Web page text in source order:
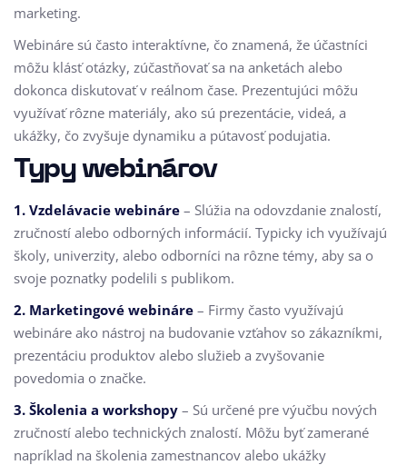
marketing.
Webináre sú často interaktívne, čo znamená, že účastníci
môžu klásť otázky, zúčastňovať sa na anketách alebo
dokonca diskutovať v reálnom čase. Prezentujúci môžu
využívať rôzne materiály, ako sú prezentácie, videá, a
ukážky, čo zvyšuje dynamiku a pútavosť podujatia.
Typy webinárov
1. Vzdelávacie webináre – Slúžia na odovzdanie znalostí,
zručností alebo odborných informácií. Typicky ich využívajú
školy, univerzity, alebo odborníci na rôzne témy, aby sa o
svoje poznatky podelili s publikom.
2. Marketingové webináre – Firmy často využívajú
webináre ako nástroj na budovanie vzťahov so zákazníkmi,
prezentáciu produktov alebo služieb a zvyšovanie
povedomia o značke.
3. Školenia a workshopy – Sú určené pre výučbu nových
zručností alebo technických znalostí. Môžu byť zamerané
napríklad na školenia zamestnancov alebo ukážky